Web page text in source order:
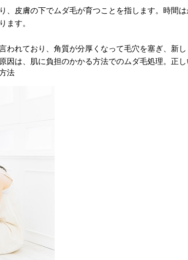
、皮膚の下でムダ毛が育つことを指します。時間
ます。
われており、角質が分厚くなって毛穴を塞ぎ、新
因は、肌に負担のかかる方法でのムダ毛処理。正
法